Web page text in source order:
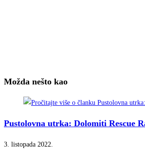
Možda nešto kao
Pustolovna utrka: Dolomiti Rescue
3. listopada 2022.